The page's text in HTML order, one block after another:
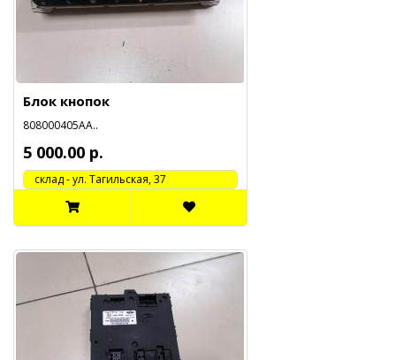
Блок кнопок
808000405АА..
5 000.00 р.
cклад - ул. Тагильская, 37